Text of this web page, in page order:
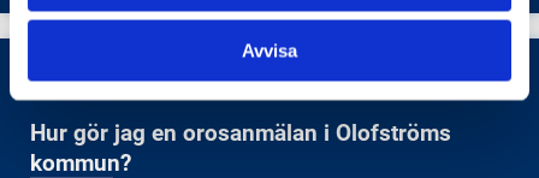
Avvisa
Hur gör jag en orosanmälan i Olofströms
kommun?